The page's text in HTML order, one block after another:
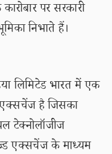
पर सरकारी
निभाते हैं।
लिमिटेड भारत में एक
एक्सचेंज है जिसका
टेक्नोलॉजीज
एक्सचेंज के माध्यम